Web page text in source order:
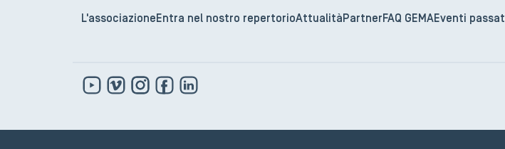
L'associazione Entra nel nostro repertorioAttualità Partner FAQ GEMAEventi passati